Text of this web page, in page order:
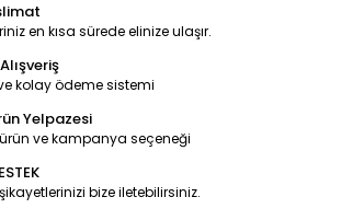
en kısa sürede elinize ulaşır.
kolay ödeme sistemi
Yelpazesi
ve kampanya seçeneği
bize iletebilirsiniz.